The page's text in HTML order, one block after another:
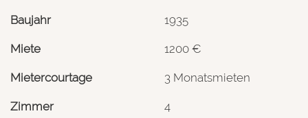
Baujahr 1935
Miete 1200 €
Mietercourtage 3 Monatsmieten
Zimmer 4